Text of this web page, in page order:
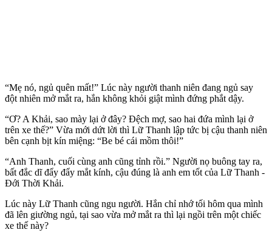
“Mẹ nó, ngủ quên mất!” Lúc này người thanh niên đang ngủ say
đột nhiên mở mắt ra, hắn không khỏi giật mình đứng phắt dậy.
“Ơ? A Khải, sao mày lại ở đây? Đệch mợ, sao hai đứa mình lại ở
trên xe thế?” Vừa mới dứt lời thì Lữ Thanh lập tức bị cậu thanh niên
bên cạnh bịt kín miệng: “Be bé cái mồm thôi!”
“Anh Thanh, cuối cùng anh cũng tỉnh rồi.” Người nọ buông tay ra,
bất đắc dĩ đẩy đẩy mắt kính, cậu đúng là anh em tốt của Lữ Thanh -
Đới Thời Khải.
Lúc này Lữ Thanh cũng ngu người. Hắn chỉ nhớ tối hôm qua mình
đã lên giường ngủ, tại sao vừa mở mắt ra thì lại ngồi trên một chiếc
xe thế này?